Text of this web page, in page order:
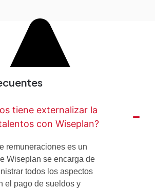
tiene externalizar la
con Wiseplan?
remuneraciones es un
Wiseplan se encarga de
todos los aspectos
el pago de sueldos y